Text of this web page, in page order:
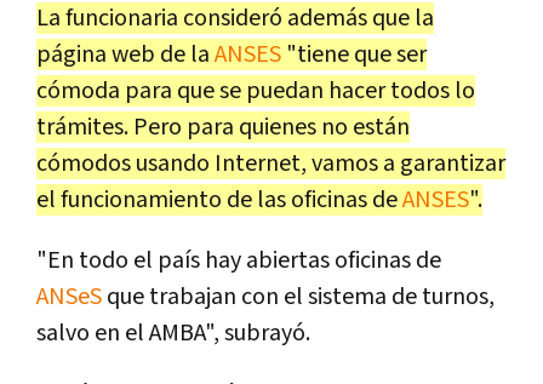
La funcionaria consideró además que la
página web de laANSES "tiene que ser
cómoda para que se puedan hacer todos lo
trámites. Pero para quienes no están
cómodos usando Internet, vamos a garantizar
el funcionamiento de las oficinas deANSES".
"En todo el país hay abiertas oficinas de
ANSeSque trabajan con el sistema de turnos,
salvo en el AMBA", subrayó.